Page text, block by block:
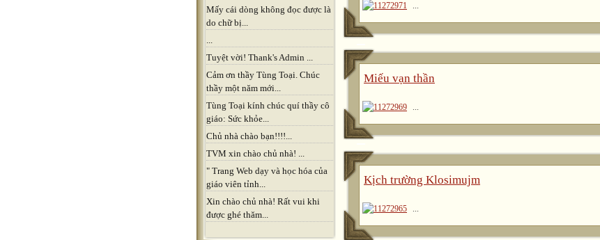
Mấy cái dòng không đọc được là
do chữ bị...
...
Tuyệt vời! Thank's Admin ...
Cảm ơn thầy Tùng Toại. Chúc
thầy một năm mới...
Tùng Toại kính chúc quí thầy cô
giáo: Sức khỏe...
Chủ nhà chào bạn!!!!...
TVM xin chào chủ nhà! ...
" Trang Web dạy và học hóa của
giáo viên tỉnh...
Xin chào chủ nhà! Rất vui khi
được ghé thăm...
...
Miếu vạn thần
...
Kịch trường Klosimujm
...